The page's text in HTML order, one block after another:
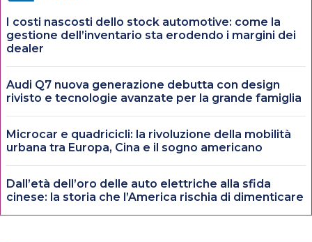
I costi nascosti dello stock automotive: come la
gestione dell’inventario sta erodendo i margini dei
dealer
Audi Q7 nuova generazione debutta con design
rivisto e tecnologie avanzate per la grande famiglia
Microcar e quadricicli: la rivoluzione della mobilità
urbana tra Europa, Cina e il sogno americano
Dall’età dell’oro delle auto elettriche alla sfida
cinese: la storia che l’America rischia di dimenticare